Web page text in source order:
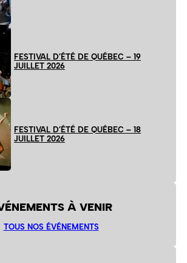
FESTIVAL D’ÉTÉ DE QUÉBEC – 19
JUILLET 2026
FESTIVAL D’ÉTÉ DE QUÉBEC – 18
JUILLET 2026
À VENIR
TOUS NOS ÉVÉNEMENTS